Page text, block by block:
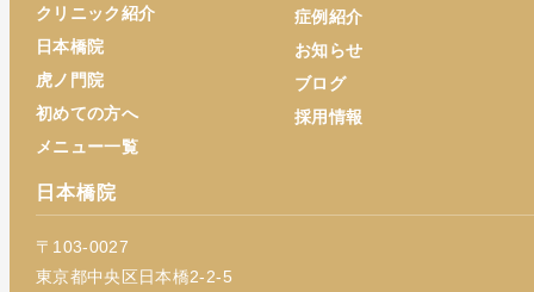
クリニック紹介
日本橋院
虎ノ門院
初めての方へ
メニュー一覧
症例紹介
お知らせ
ブログ
採用情報
日本橋院
〒103-0027
東京都中央区日本橋2-2-5